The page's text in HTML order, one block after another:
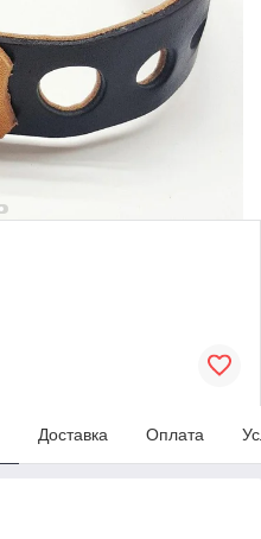
Доставка Оплата